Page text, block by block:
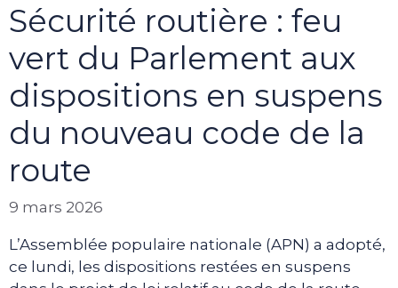
Sécurité routière : feu
vert du Parlement aux
dispositions en suspens
du nouveau code de la
route
9 mars 2026
L’Assemblée populaire nationale (APN) a adopté,
ce lundi, les dispositions restées en suspens